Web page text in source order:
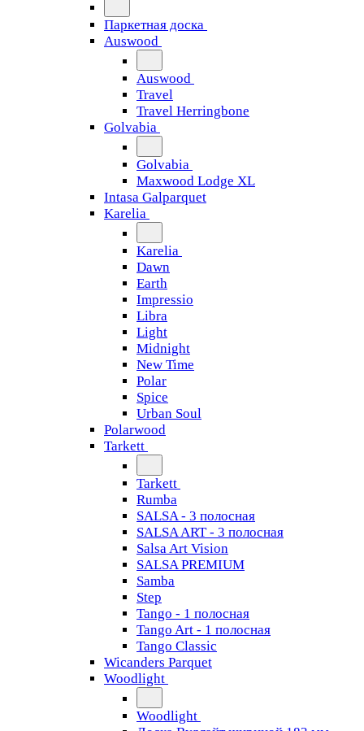
Паркетная доска
Auswood
Auswood
Travel
Travel Herringbone
Golvabia
Golvabia
Maxwood Lodge XL
Intasa Galparquet
Karelia
Karelia
Dawn
Earth
Impressio
Libra
Light
Midnight
New Time
Polar
Spice
Urban Soul
Polarwood
Tarkett
Tarkett
Rumba
SALSA - 3 полосная
SALSA ART - 3 полосная
Salsa Art Vision
SALSA PREMIUM
Samba
Step
Tango - 1 полосная
Tango Art - 1 полосная
Tango Classiс
Wicanders Parquet
Woodlight
Woodlight